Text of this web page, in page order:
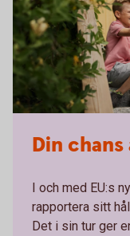
Din
I och med EU:s
rapportera sitt
Det i sin tur ger